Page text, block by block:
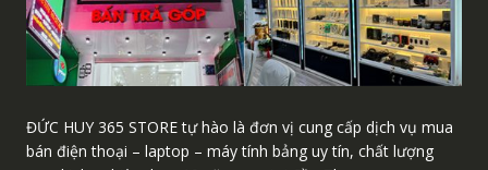
ĐỨC HUY 365 STORE tự hào là đơn vị cung cấp dịch vụ mua
bán điện thoại – laptop – máy tính bảng uy tín, chất lượng